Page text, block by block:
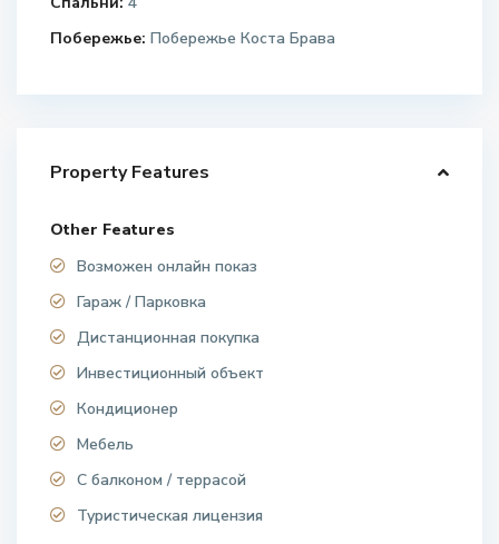
Побережье: Побережье Коста Брава
Property Features
Other Features
Возможен онлайн показ
Гараж / Парковка
Дистанционная покупка
Инвестиционный объект
Кондиционер
Мебель
С балконом / террасой
Туристическая лицензия